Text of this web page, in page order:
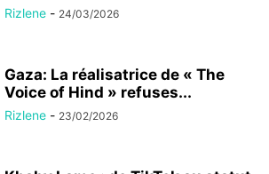
Rizlene - 24/03/2026
Gaza: La réalisatrice de « The
Voice of Hind » refuses...
Rizlene - 23/02/2026